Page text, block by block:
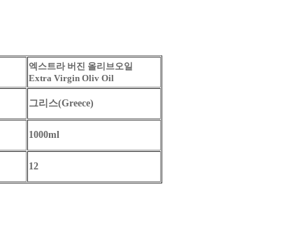
엑스트라 버진 올리브오일
Extra Virgin Oliv Oil
그리스(Greece)
1000ml
12